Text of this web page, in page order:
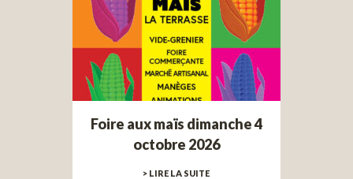
Foire aux maïs dimanche 4
octobre 2026
> LIRE LA SUITE